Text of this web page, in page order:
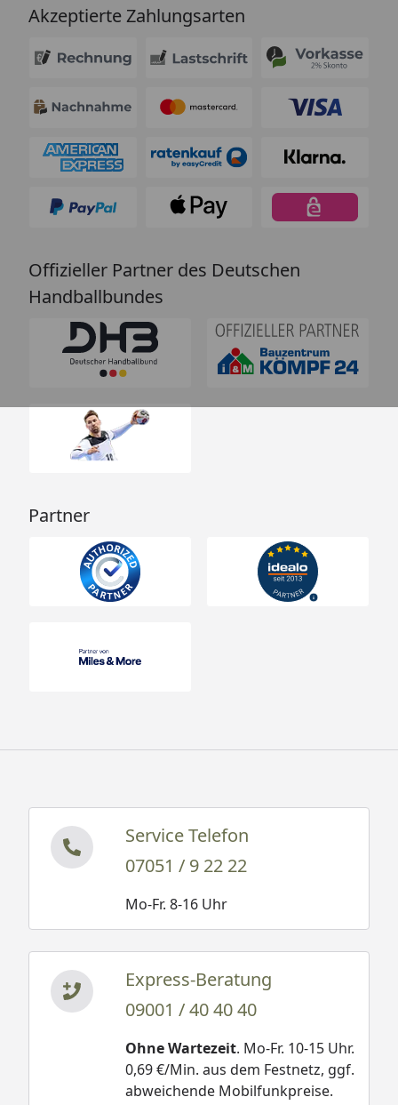
Akzeptierte Zahlungsarten
Offizieller Partner des Deutschen
Handballbundes
Partner
Service Telefon
07051 / 9 22 22
Mo-Fr. 8-16 Uhr
Express-Beratung
09001 / 40 40 40
Ohne Wartezeit. Mo-Fr. 10-15 Uhr.
0,69 €/Min. aus dem Festnetz, ggf.
abweichende Mobilfunkpreise.